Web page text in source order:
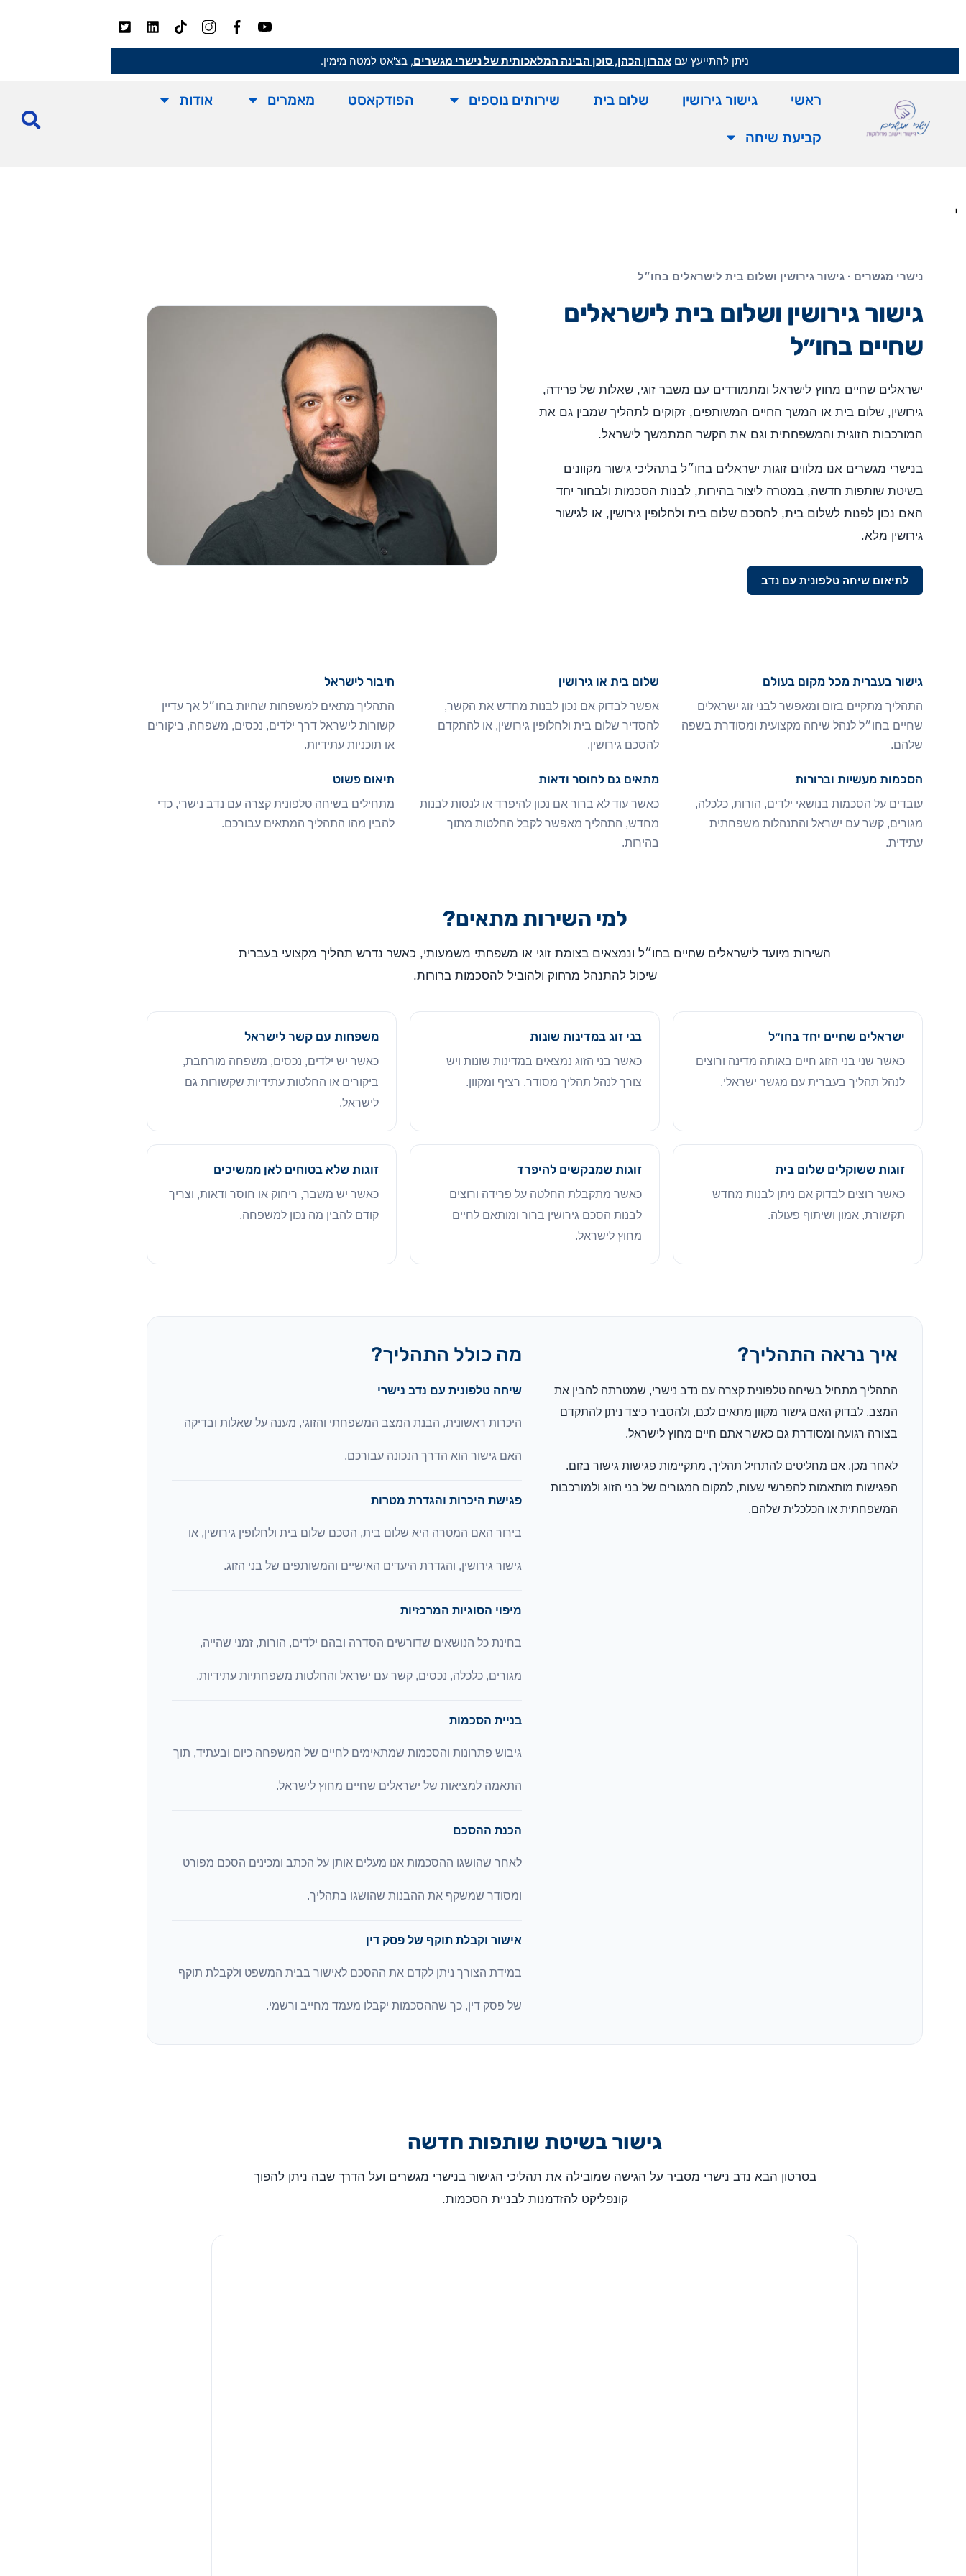
ניתן להתייעץ עם אהרון הכהן, סוכן הבינה המלאכותית של נישרי מגשרים, בצ'אט למטה מימין.
ראשי גישור גירושין שלום בית שירותים נוספים הפודקאסט מאמרים אודות
קביעת שיחה
'
נישרי מגשרים · גישור גירושין ושלום בית לישראלים בחו״ל
גישור גירושין ושלום בית לישראלים
שחיים בחו״ל
ישראלים שחיים מחוץ לישראל ומתמודדים עם משבר זוגי, שאלות של פרידה,
גירושין, שלום בית או המשך החיים המשותפים, זקוקים לתהליך שמבין גם את
המורכבות הזוגית והמשפחתית וגם את הקשר המתמשך לישראל.
בנישרי מגשרים אנו מלווים זוגות ישראלים בחו״ל בתהליכי גישור מקוונים
בשיטת שותפות חדשה, במטרה ליצור בהירות, לבנות הסכמות ולבחור יחד
האם נכון לפנות לשלום בית, להסכם שלום בית ולחלופין גירושין, או לגישור
גירושין מלא.
לתיאום שיחה טלפונית עם נדב
גישור בעברית מכל מקום בעולם
התהליך מתקיים בזום ומאפשר לבני זוג ישראלים
שחיים בחו״ל לנהל שיחה מקצועית ומסודרת בשפה
שלהם.
שלום בית או גירושין
אפשר לבדוק אם נכון לבנות מחדש את הקשר,
להסדיר שלום בית ולחלופין גירושין, או להתקדם
להסכם גירושין.
חיבור לישראל
התהליך מתאים למשפחות שחיות בחו״ל אך עדיין
קשורות לישראל דרך ילדים, נכסים, משפחה, ביקורים
או תוכניות עתידיות.
הסכמות מעשיות וברורות
עובדים על הסכמות בנושאי ילדים, הורות, כלכלה,
מגורים, קשר עם ישראל והתנהלות משפחתית
עתידית.
מתאים גם לחוסר ודאות
כאשר עוד לא ברור אם נכון להיפרד או לנסות לבנות
מחדש, התהליך מאפשר לקבל החלטות מתוך
בהירות.
תיאום פשוט
מתחילים בשיחה טלפונית קצרה עם נדב נישרי, כדי
להבין מהו התהליך המתאים עבורכם.
למי השירות מתאים?
השירות מיועד לישראלים שחיים בחו״ל ונמצאים בצומת זוגי או משפחתי משמעותי, כאשר נדרש תהליך מקצועי בעברית
שיכול להתנהל מרחוק ולהוביל להסכמות ברורות.
ישראלים שחיים יחד בחו״ל
כאשר שני בני הזוג חיים באותה מדינה ורוצים
לנהל תהליך בעברית עם מגשר ישראלי.
בני זוג במדינות שונות
כאשר בני הזוג נמצאים במדינות שונות ויש
צורך לנהל תהליך מסודר, רציף ומקוון.
משפחות עם קשר לישראל
כאשר יש ילדים, נכסים, משפחה מורחבת,
ביקורים או החלטות עתידיות שקשורות גם
לישראל.
זוגות ששוקלים שלום בית
כאשר רוצים לבדוק אם ניתן לבנות מחדש
תקשורת, אמון ושיתוף פעולה.
זוגות שמבקשים להיפרד
כאשר מתקבלת החלטה על פרידה ורוצים
לבנות הסכם גירושין ברור ומותאם לחיים
מחוץ לישראל.
זוגות שלא בטוחים לאן ממשיכים
כאשר יש משבר, ריחוק או חוסר ודאות, וצריך
קודם להבין מה נכון למשפחה.
איך נראה התהליך?
התהליך מתחיל בשיחה טלפונית קצרה עם נדב נישרי, שמטרתה להבין את
המצב, לבדוק האם גישור מקוון מתאים לכם, ולהסביר כיצד ניתן להתקדם
בצורה רגועה ומסודרת גם כאשר אתם חיים מחוץ לישראל.
לאחר מכן, אם מחליטים להתחיל תהליך, מתקיימות פגישות גישור בזום.
הפגישות מותאמות להפרשי שעות, למקום המגורים של בני הזוג ולמורכבות
המשפחתית או הכלכלית שלהם.
מה כולל התהליך?
שיחה טלפונית עם נדב נישרי
היכרות ראשונית, הבנת המצב המשפחתי והזוגי, מענה על שאלות ובדיקה
האם גישור הוא הדרך הנכונה עבורכם.
פגישת היכרות והגדרת מטרות
בירור האם המטרה היא שלום בית, הסכם שלום בית ולחלופין גירושין, או
גישור גירושין, והגדרת היעדים האישיים והמשותפים של בני הזוג.
מיפוי הסוגיות המרכזיות
בחינת כל הנושאים שדורשים הסדרה ובהם ילדים, הורות, זמני שהייה,
מגורים, כלכלה, נכסים, קשר עם ישראל והחלטות משפחתיות עתידיות.
בניית הסכמות
גיבוש פתרונות והסכמות שמתאימים לחיים של המשפחה כיום ובעתיד, תוך
התאמה למציאות של ישראלים שחיים מחוץ לישראל.
הכנת ההסכם
לאחר שהושגו ההסכמות אנו מעלים אותן על הכתב ומכינים הסכם מפורט
ומסודר שמשקף את ההבנות שהושגו בתהליך.
אישור וקבלת תוקף של פסק דין
במידת הצורך ניתן לקדם את ההסכם לאישור בבית המשפט ולקבלת תוקף
של פסק דין, כך שההסכמות יקבלו מעמד מחייב ורשמי.
גישור בשיטת שותפות חדשה
בסרטון הבא נדב נישרי מסביר על הגישה שמובילה את תהליכי הגישור בנישרי מגשרים ועל הדרך שבה ניתן להפוך
קונפליקט להזדמנות לבניית הסכמות.